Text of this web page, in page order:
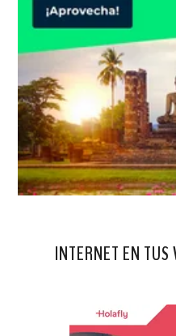
INTERNET EN TUS